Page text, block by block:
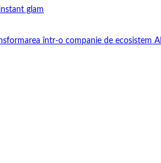
glam
într-o companie de ecosistem AI